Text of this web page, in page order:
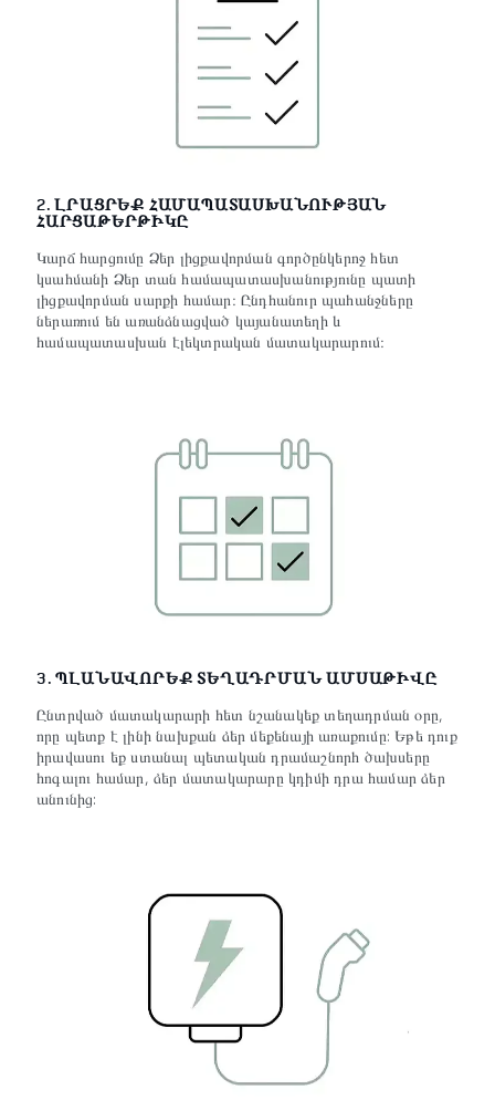
2. ԼՐԱՑՐԵՔ ՀԱՄԱՊԱՏԱՍԽԱՆՈՒԹՅԱՆ
ՀԱՐՑԱԹԵՐԹԻԿԸ
Կարճ հարցումը Ձեր լիցքավորման գործընկերոջ հետ
կսահմանի Ձեր տան համապատասխանությունը պատի
լիցքավորման սարքի համար։ Ընդհանուր պահանջները
ներառում են առանձնացված կայանատեղի և
համապատասխան էլեկտրական մատակարարում։
3. ՊԼԱՆԱՎՈՐԵՔ ՏԵՂԱԴՐՄԱՆ ԱՄՍԱԹԻՎԸ
Ընտրված մատակարարի հետ նշանակեք տեղադրման օրը,
որը պետք է լինի նախքան ձեր մեքենայի առաքումը: Եթե դուք
իրավասու եք ստանալ պետական դրամաշնորհ ծախսերը
հոգալու համար, ձեր մատակարարը կդիմի դրա համար ձեր
անունից: